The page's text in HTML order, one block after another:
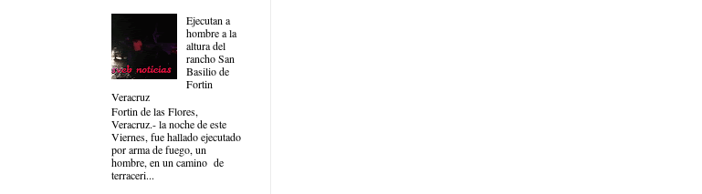
Ejecutan a
hombre a la
altura del
rancho San
Basilio de
Fortin
Veracruz
Fortin de las Flores,
Veracruz.- la noche de este
Viernes, fue hallado ejecutado
por arma de fuego, un
hombre, en un camino de
terraceri...